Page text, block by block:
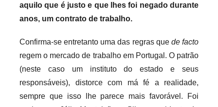
e
i
aquilo que é justo e que lhes foi negado durante
anos, um contrato de trabalho.
Confirma-se entretanto uma das regras que de facto
regem o mercado de trabalho em Portugal. O patrão
(neste caso um instituto do estado e seus
responsáveis), distorce com má fé a realidade,
sempre que isso lhe parece mais favorável. Foi